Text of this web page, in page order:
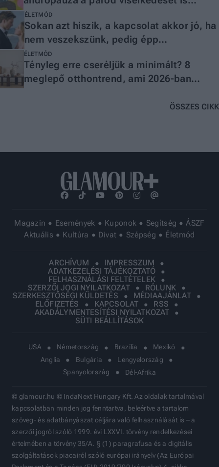
megváltoztathatja
ÉLETMÓD
Sokan azt hiszik, a kapcsolat akkor jó, ha
nem veszekszünk, pedig épp
ellenkezőleg
ÉLETMÓD
Tényleg erre cseréljük a minimált? 8
meglepő otthontrend, ami 2026-ban
ÖSSZES CIKK
Magazin Események Kuponok Segítség
ÁSZF
Aktuális
Kultúra Divat Szépség Életmód
ARCHÍVUM
IMPRESSZUM
ADATKEZELÉSI TÁJÉKOZTATÓ
FELHASZNÁLÁSI FELTÉTELEK
SZERZŐI JOGI NYILATKOZAT
RÓLUNK
SZERKESZTŐSÉGI KÜLDETÉS
MÉDIAAJÁNLAT
ELŐFIZETÉS
KAPCSOLAT
RSS
AKADÁLYMENTESÍTÉSI NYILATKOZAT
SÜTI BEÁLLÍTÁSOK
USA Németország Brazília
Mexikó
Anglia
Bulgária
Lengyelország
Spanyolország
Dél-Afrika
© glamour.hu © IndaNext Hungary Kft. Az oldalak tartalmával
kapcsolatban minden jog fenntartva, beleértve a tartalom
szöveg- és adatbányászat céljára való felhasználását is – a
szerzői jogról szóló 1999. évi LXXVI. törvény rendelkezései
értelmében a törvény 35/A. § (1) paragrafusa és a digitális
szolgáltatások piacairól szóló európai irányelv (Az Európai